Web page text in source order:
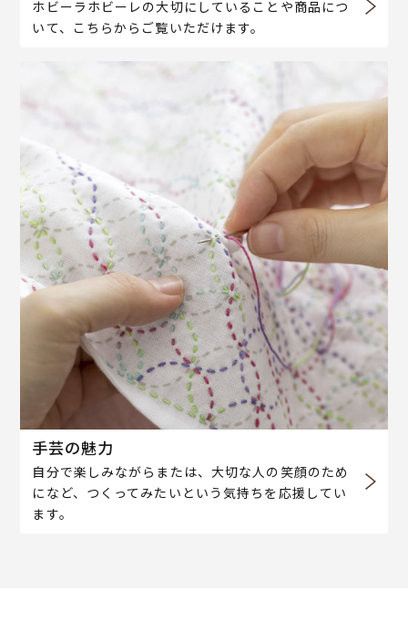
ホビーラホビーレの大切にしていることや商品につ
いて、こちらからご覧いただけます。
手芸の魅力
自分で楽しみながらまたは、大切な人の笑顔のため
になど、つくってみたいという気持ちを応援してい
ます。